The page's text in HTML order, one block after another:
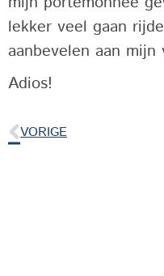
lekker veel gaan
aanbevelen aan
Adios!
VORIGE